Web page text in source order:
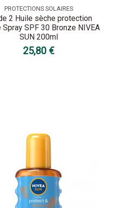
PROTECTIONS SOLAIRES
2 Huile sèche protection
Spray SPF 30 Bronze NIVEA
SUN 200ml
25,80 €